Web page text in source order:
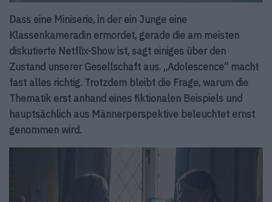
Dass eine Miniserie, in der ein Junge eine
Klassenkameradin ermordet, gerade die am meisten
diskutierte Netflix-Show ist, sagt einiges über den
Zustand unserer Gesellschaft aus. „Adolescence“ macht
fast alles richtig. Trotzdem bleibt die Frage, warum die
Thematik erst anhand eines fiktionalen Beispiels und
hauptsächlich aus Männerperspektive beleuchtet ernst
genommen wird.